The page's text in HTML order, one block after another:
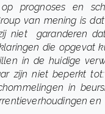
prognoses en
van mening is
niet garanderen
die opgevat
in de huidige
zijn niet beperkt
in
en